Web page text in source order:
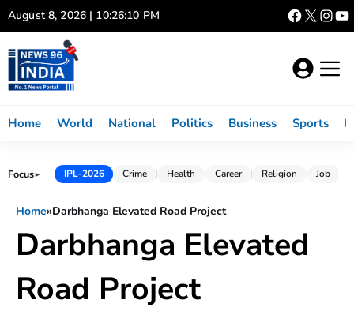
Skip
to
content
August 8, 2026 | 10:26:10 PM
Home World National Politics Business Sports
Focus► IPL-2026 Crime Health Career Religion Job
Home»Darbhanga Elevated Road Project
Darbhanga Elevated
Road Project